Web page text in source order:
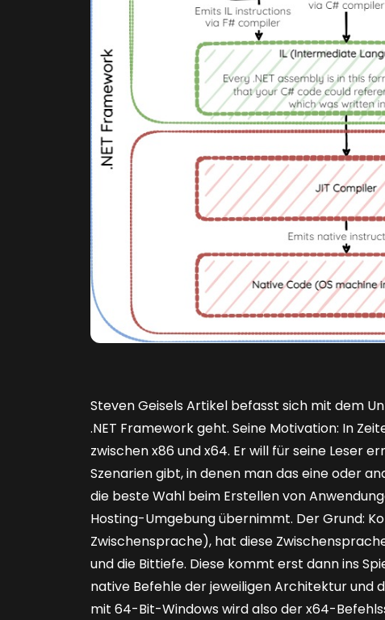
Steven Geisels Artikel befasst sich mit dem
.NET Framework geht. Seine Motivation: In
zwischen x86 und x64. Er will für seine Leser
Szenarien gibt, in denen man das eine oder
die beste Wahl beim Erstellen von
Hosting-Umgebung übernimmt. Der Grund:
Zwischensprache), hat diese
und die Bittiefe. Diese kommt erst dann ins
native Befehle der jeweiligen Architektur und
mit 64-Bit-Windows wird also der x64-